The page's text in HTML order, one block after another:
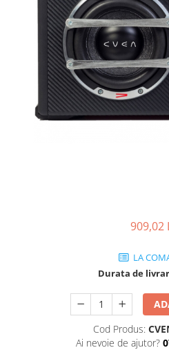
909,02
LA
Durata de
Cod Produs:
Ai nevoie de ajutor?